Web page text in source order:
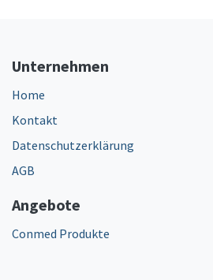
Unternehmen
Home
Kontakt
Datenschutzerklärung
AGB
Angebote
Conmed Produkte